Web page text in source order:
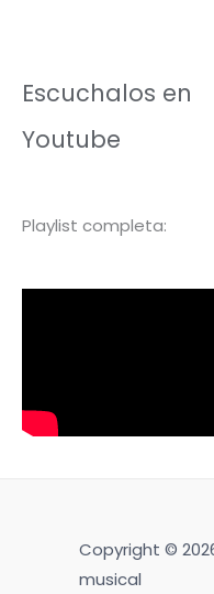
Escuchalos en
Youtube
Playlist completa:
Copyright ©
musical